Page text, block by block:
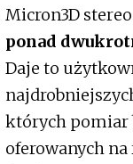
Micron3D stereo
ponad
Daje to
których pomiar
oferowanych